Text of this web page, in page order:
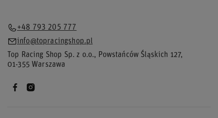
+48 793 205 777
info@topracingshop.pl
Top Racing Shop Sp. z o.o., Powstańców Śląskich 127,
01-355Warszawa